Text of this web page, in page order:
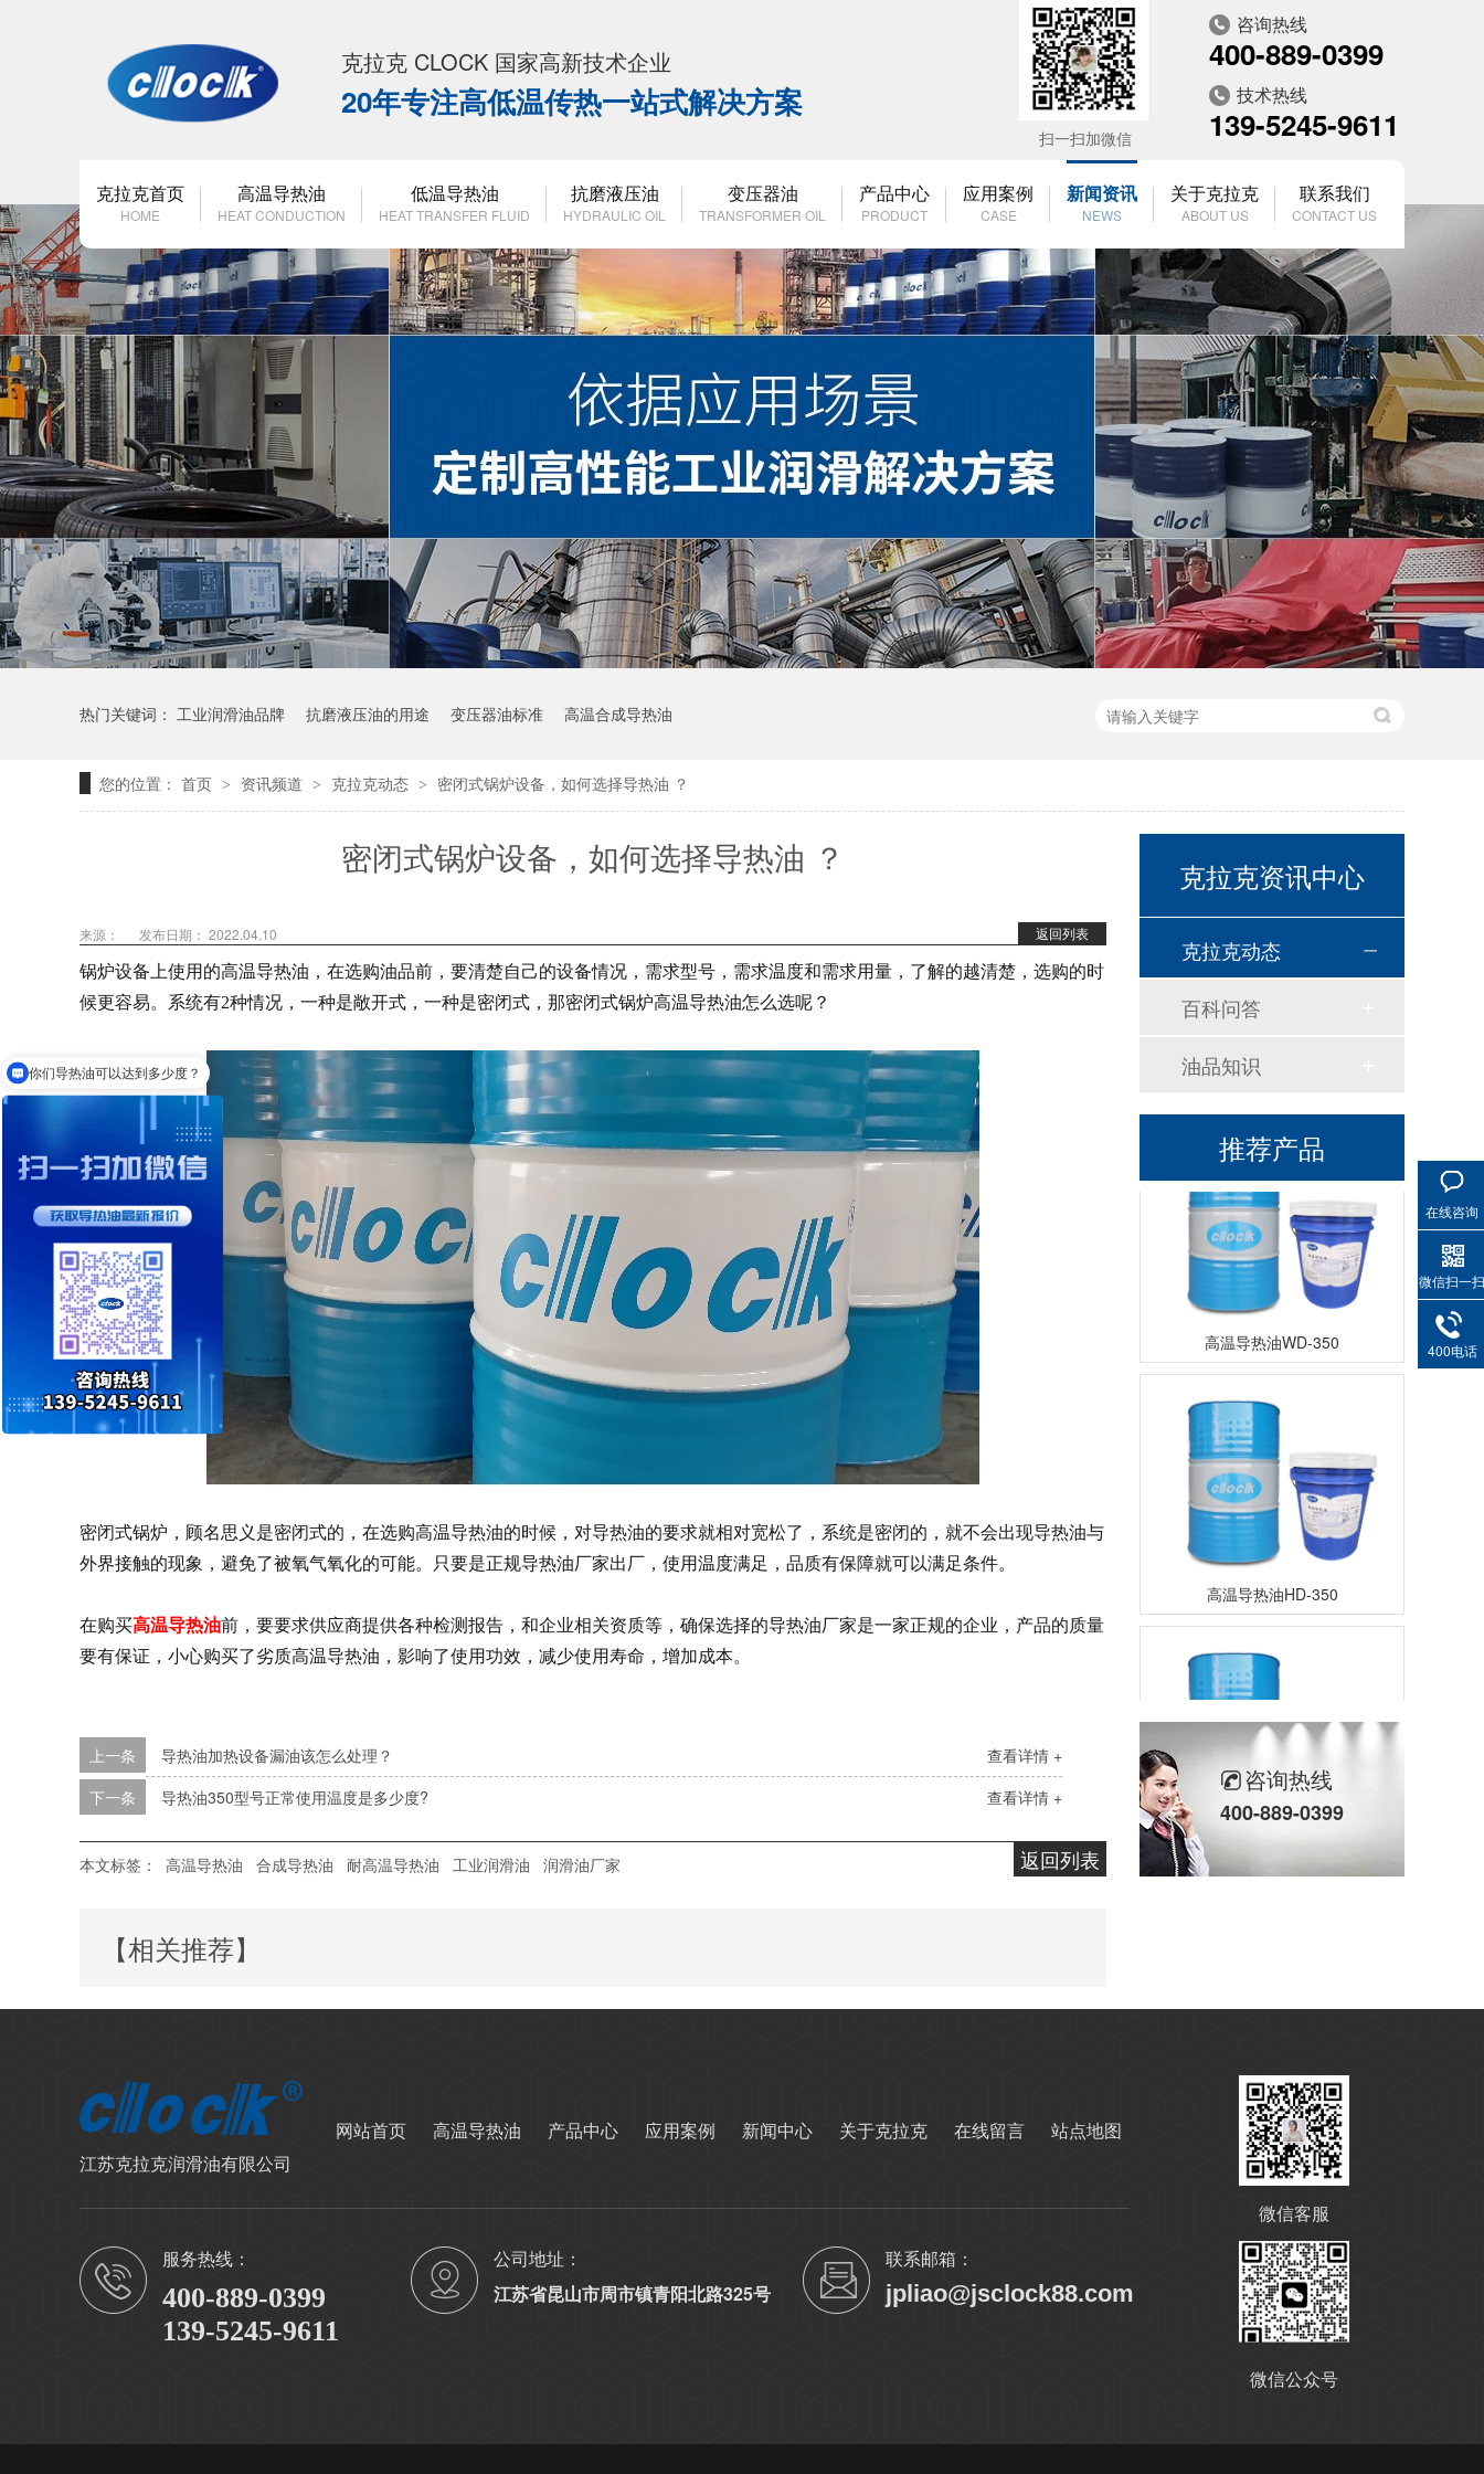
克拉克 CLOCK 国家高新技术企业
20年专注高低温传热一站式解决方案
咨询热线
400-889-0399
技术热线
139-5245-9611
扫一扫加微信
克拉克首页
HOME
高温导热油
HEAT CONDUCTION
低温导热油
HEAT TRANSFER FLUID
抗磨液压油
HYDRAULIC OIL
变压器油
TRANSFORMER OIL
产品中心
PRODUCT
应用案例
CASE
新闻资讯
NEWS
关于克拉克
ABOUT US
联系我们
CONTACT US
热门关键词： 工业润滑油品牌 抗磨液压油的用途 变压器油标准 高温合成导热油
您的位置： 首页 > 资讯频道 > 克拉克动态 > 密闭式锅炉设备，如何选择导热油 ？
密闭式锅炉设备，如何选择导热油 ？
返回列表
来源： 发布日期： 2022.04.10
锅炉设备上使用的高温导热油，在选购油品前，要清楚自己的设备情况，需求型号，需求温度和需求用量，了解的越清楚，选购的时
候更容易。系统有2种情况，一种是敞开式，一种是密闭式，那密闭式锅炉高温导热油怎么选呢？
密闭式锅炉，顾名思义是密闭式的，在选购高温导热油的时候，对导热油的要求就相对宽松了，系统是密闭的，就不会出现导热油与
外界接触的现象，避免了被氧气氧化的可能。只要是正规导热油厂家出厂，使用温度满足，品质有保障就可以满足条件。
在购买高温导热油前，要要求供应商提供各种检测报告，和企业相关资质等，确保选择的导热油厂家是一家正规的企业，产品的质量
要有保证，小心购买了劣质高温导热油，影响了使用功效，减少使用寿命，增加成本。
查看详情 +
上一条
导热油加热设备漏油该怎么处理？
查看详情 +
下一条 导热油350型号正常使用温度是多少度?
返回列表
本文标签： 高温导热油 合成导热油 耐高温导热油 工业润滑油 润滑油厂家
【相关推荐】
克拉克资讯中心
克拉克动态
百科问答
油品知识
推荐产品
高温链条油HL350
高温导热油KD-320
高温导热油WD-350
高温导热油HD-350
无锌抗磨液压油
变压器油ISO-25#
咨询热线
400-889-0399
江苏克拉克润滑油有限公司
网站首页 高温导热油 产品中心 应用案例 新闻中心 关于克拉克 在线留言 站点地图
服务热线：
400-889-0399
139-5245-9611
公司地址：
江苏省昆山市周市镇青阳北路325号
联系邮箱：
jpliao@jsclock88.com
微信客服
微信公众号
在线咨询
微信扫一扫
400电话
你们导热油可以达到多少度？